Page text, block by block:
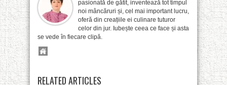
pasionată de gătit, inventează tot timpul
noi mâncăruri și, cel mai important lucru,
oferă din creațiile ei culinare tuturor
celor din jur. Iubește ceea ce face și asta
se vede în fiecare clipă.
RELATED ARTICLES